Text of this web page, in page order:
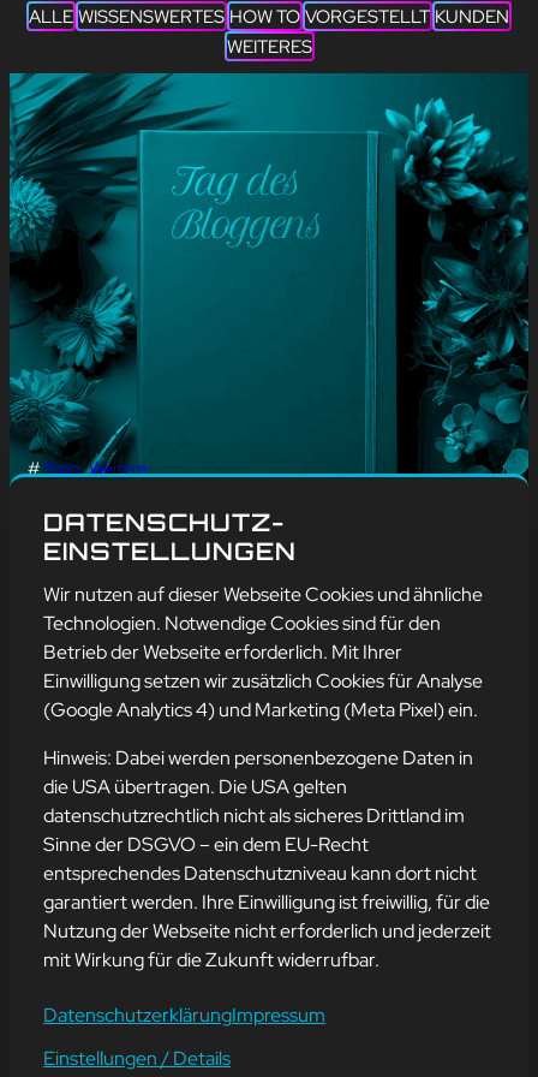
ALLE WISSENSWERTES HOW TO VORGESTELLT KUNDEN
WEITERES
#Blog, Weitere
BLOGGENS! 🎉✨
mehr erfahren
Adresse
mission-webstyle oHG
Bürgermeister-Regitz-Straße 40
66539 Neunkirchen
E-Mail:kontakt@mission-webstyle.de
Navigation
Webseitenerstellung
Webseite mieten
Webseiten Betreuung
Über Uns
Kontakt
Leistungen
DATENSCHUTZ-
EINSTELLUNGEN
Wir nutzen auf dieser Webseite Cookies und ähnliche
Technologien. Notwendige Cookies sind für den
Betrieb der Webseite erforderlich. Mit Ihrer
Einwilligung setzen wir zusätzlich Cookies für Analyse
(Google Analytics 4) und Marketing (Meta Pixel) ein.
Hinweis: Dabei werden personenbezogene Daten in
die USA übertragen. Die USA gelten
datenschutzrechtlich nicht als sicheres Drittland im
Sinne der DSGVO – ein dem EU-Recht
entsprechendes Datenschutzniveau kann dort nicht
garantiert werden. Ihre Einwilligung ist freiwillig, für die
Nutzung der Webseite nicht erforderlich und jederzeit
mit Wirkung für die Zukunft widerrufbar.
DatenschutzerklärungImpressum
Einstellungen / Details